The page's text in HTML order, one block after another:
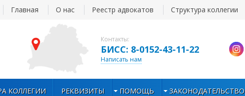
Контакты:
БИСС: 8-0152-43-11-22
Написать нам
Главная О нас Реестр адвокатов Структура коллегии
КОЛЛЕГИИ РЕКВИЗИТЫ ПОМОЩЬ ЗАКОНОДАТЕЛЬСТВО